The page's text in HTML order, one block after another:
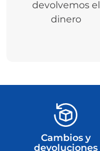
devolvemos el
dinero
Cambios y
devoluciones